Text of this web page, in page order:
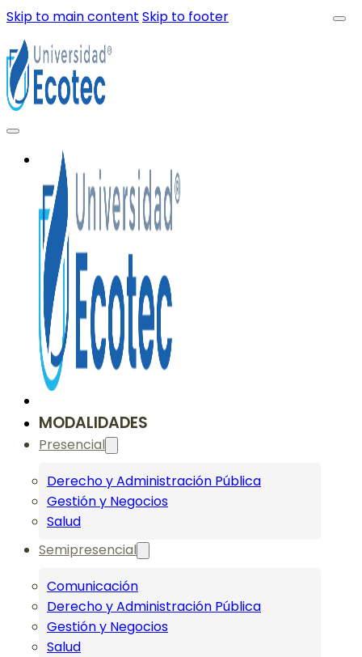
Skip to main content Skip to footer
MODALIDADES
Presencial
Derecho y Administración Pública
Gestión y Negocios
Salud
Semipresencial
Comunicación
Derecho y Administración Pública
Gestión y Negocios
Salud